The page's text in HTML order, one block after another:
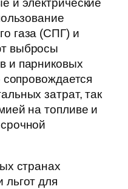
и электрические
газа (СПГ) и
выбросы
и парниковых
сопровождается
затрат, так
на топливе и
странах
для